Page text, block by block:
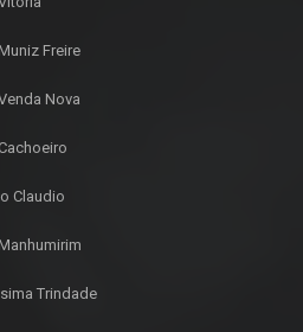
Freire
Nova
Claudio
Trindade